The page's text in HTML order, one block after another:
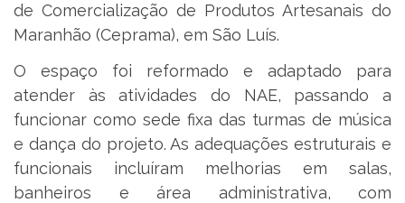
de Comercialização de Produtos Artesanais do
Maranhão (Ceprama), em São Luís.
O espaço foi reformado e adaptado para
atender às atividades do NAE, passando a
funcionar como sede fixa das turmas de música
e dança do projeto. As adequações estruturais e
funcionais incluíram melhorias em salas,
banheiros e área administrativa, com